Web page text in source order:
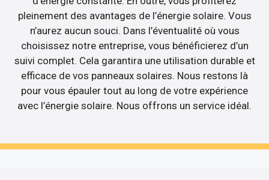
pleinement des avantages de l’énergie solaire. Vous
n’aurez aucun souci. Dans l’éventualité où vous
choisissez notre entreprise, vous bénéficierez d’un
suivi complet. Cela garantira une utilisation durable et
efficace de vos panneaux solaires. Nous restons là
pour vous épauler tout au long de votre expérience
avec l’énergie solaire. Nous offrons un service idéal.